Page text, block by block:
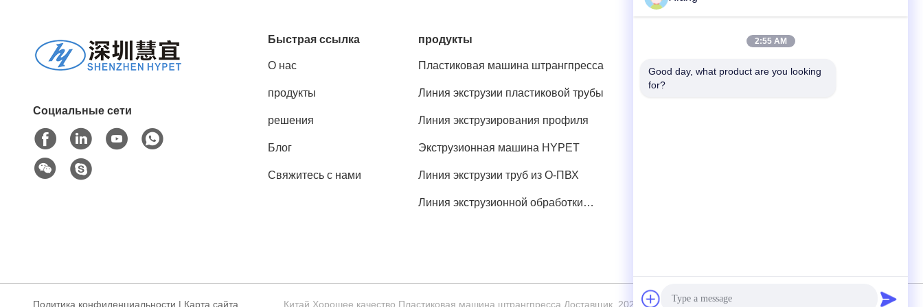
Социальные сети
Быстрая ссылка
О нас
продукты
решения
Блог
Свяжитесь с нами
продукты
Пластиковая машина штрангпресса
Линия экструзии пластиковой трубы
Линия экструзирования профиля
Экструзионная машина HYPET
Линия экструзии труб из О-ПВХ
Линия экструзионной обработки
Быстрый контакт
Телефон
Политика конфиденциальности | Карта сайта Китай Хорошее качество Пластиковая машина штрангпресса Доставщик. 2021-2026 Shenzhen HYPET Co., Ltd. Все права защищены.
2:55 AM
Good day, what product are you looking
for?